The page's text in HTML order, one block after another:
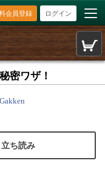
ログイン
会員登録
密ワザ！
Gakken
立ち読み